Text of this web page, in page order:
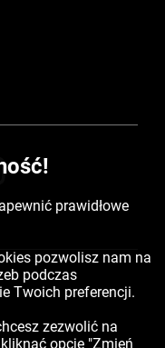
prawidłowe
pozwolisz nam na
podczas
Twoich preferencji.
zezwolić na
opcję "Zmień